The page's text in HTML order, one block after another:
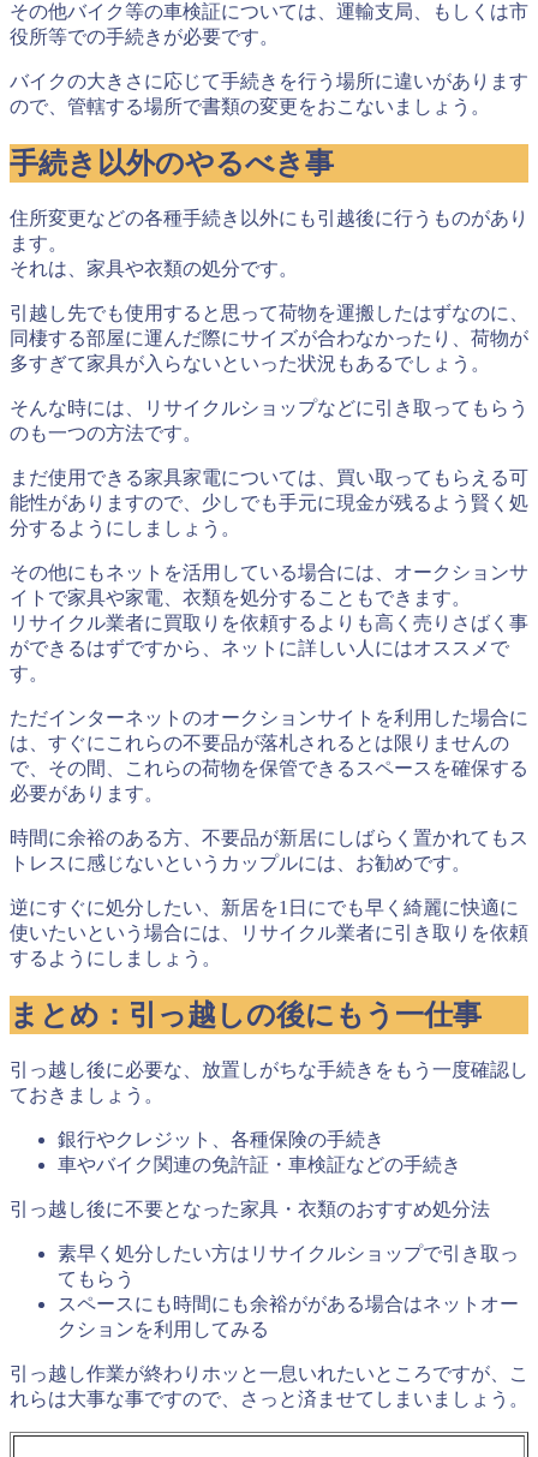
その他バイク等の車検証については、運輸支局、もしくは市
役所等での手続きが必要です。
バイクの大きさに応じて手続きを行う場所に違いがあります
ので、管轄する場所で書類の変更をおこないましょう。
手続き以外のやるべき事
住所変更などの各種手続き以外にも引越後に行うものがあり
ます。
それは、 家具や衣類の処分です。
引越し先でも使用すると思って荷物を運搬したはずなのに、
同棲する部屋に運んだ際にサイズが合わなかったり、荷物が
多すぎて家具が入らないといった状況もあるでしょう。
そんな時には、
リサイクルショップなどに引き取ってもらう
のも一つの方法です。
まだ使用できる家具家電については、買い取ってもらえる可
能性がありますので、少しでも手元に現金が残るよう賢く処
分するようにしましょう。
その他にもネットを活用している場合には、 オークションサ
イトで家具や家電、衣類を処分する こともできます。
リサイクル業者に買取りを依頼するよりも高く売りさばく事
ができるはずですから、ネットに詳しい人にはオススメで
す。
ただインターネットのオークションサイトを利用した場合に
は、すぐにこれらの不要品が落札されるとは限りませんの
で、その間、これらの荷物を保管できるスペースを確保する
必要があります。
時間に余裕のある方、不要品が新居にしばらく置かれてもス
トレスに感じないというカップルには、お勧めです。
逆にすぐに処分したい、新居を1日にでも早く綺麗に快適に
使いたいという場合には、リサイクル業者に引き取りを依頼
するようにしましょう。
まとめ：引っ越しの後にもう一仕事
引っ越し後に必要な、 放置しがちな手続きをもう一度確認し
ておきましょう。
銀行やクレジット、各種保険の手続き
車やバイク関連の免許証・車検証などの手続き
引っ越し後に不要となった家具・衣類のおすすめ処分法
素早く処分したい方はリサイクルショップで引き取っ
てもらう
スペースにも時間にも余裕ががある場合はネットオー
クションを利用してみる
引っ越し作業が終わりホッと一息いれたいところですが、こ
れらは大事な事ですので、さっと済ませてしまいましょう。